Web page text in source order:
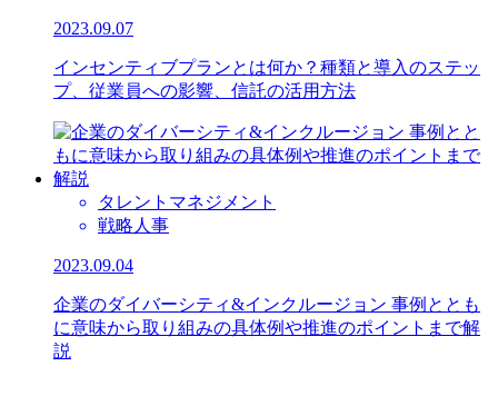
2023.09.07
インセンティブプランとは何か？種類と導入のステッ
プ、従業員への影響、信託の活用方法
タレントマネジメント
戦略人事
2023.09.04
企業のダイバーシティ&インクルージョン 事例ととも
に意味から取り組みの具体例や推進のポイントまで解
説